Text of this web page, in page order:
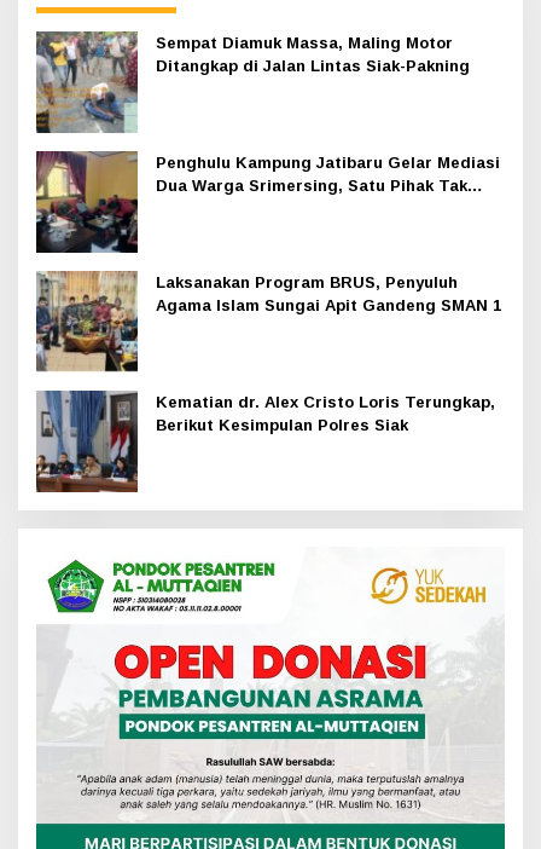
Sempat Diamuk Massa, Maling Motor
Ditangkap di Jalan Lintas Siak-Pakning
Penghulu Kampung Jatibaru Gelar Mediasi
Dua Warga Srimersing, Satu Pihak Tak
Laksanakan Program BRUS, Penyuluh
Agama Islam Sungai Apit Gandeng SMAN 1
Kematian dr. Alex Cristo Loris Terungkap,
Berikut Kesimpulan Polres Siak